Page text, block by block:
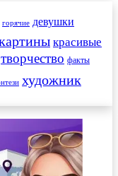
горячие девушки
красивые
творчество факты
художник